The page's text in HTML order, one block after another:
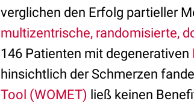
verglichen den Erfolg partieller
multizentrische, randomisierte,
146 Patienten mit degenerativen
hinsichtlich der Schmerzen
Tool (WOMET) ließ keinen